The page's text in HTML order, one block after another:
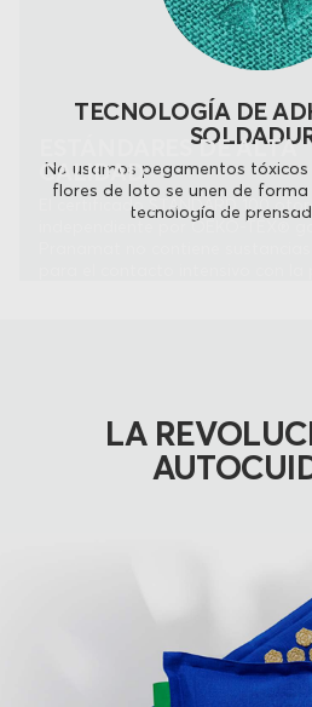
TECNOLOGÍA DE
No usamos pegamentos tóxicos
flores de loto se unen de
tecnología de
ESTÁNDARES DE ALTA
CALIDAD
El certificado STANDARD 100
independiente por OEKO-TEX®
LA